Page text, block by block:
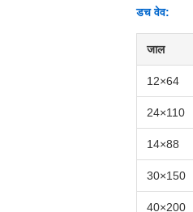
डच वेव:
जाल
12×64
24×110
14×88
30×150
40×200